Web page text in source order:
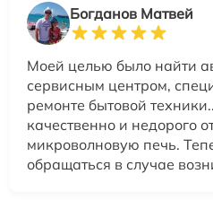
Богданов Матвей
Моей целью было найти
сервисным центром,
ремонте бытовой
качественно и недорого
микроволновую печь.
обращаться в случае